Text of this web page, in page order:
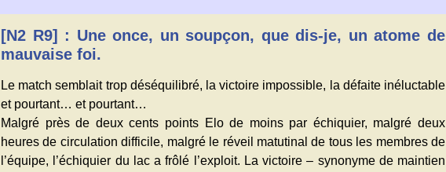
[N2 R9] : Une once, un soupçon, que dis-je, un atome de
mauvaise foi.
Le match semblait trop déséquilibré, la victoire impossible, la défaite inéluctable
et pourtant… et pourtant…
Malgré près de deux cents points Elo de moins par échiquier, malgré deux
heures de circulation difficile, malgré le réveil matutinal de tous les membres de
l’équipe, l’échiquier du lac a frôlé l’exploit. La victoire – synonyme de maintien